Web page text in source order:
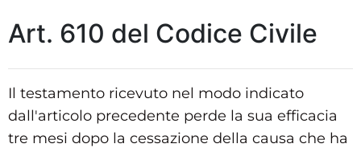
Art. 610 del Codice Civile
Il testamento ricevuto nel modo indicato
dall'articolo precedente perde la sua efficacia
tre mesi dopo la cessazione della causa che ha